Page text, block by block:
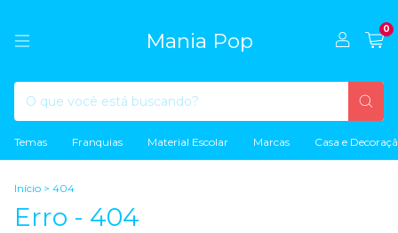
Mania Pop 0
Temas Franquias Material Escolar Marcas Casa e
Início > 404
Erro - 404